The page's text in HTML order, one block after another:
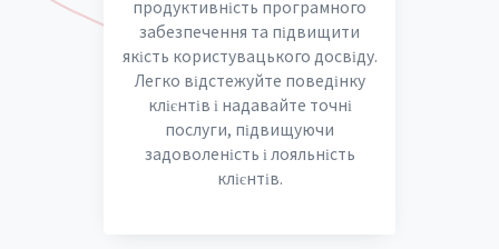
продуктивність програмного
забезпечення та підвищити
якість користувацького досвіду.
Легко відстежуйте поведінку
клієнтів і надавайте точні
послуги, підвищуючи
задоволеність і лояльність
клієнтів.